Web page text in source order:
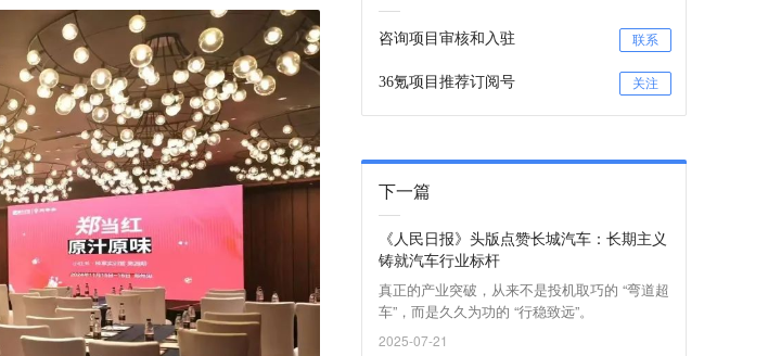
咨询项目审核和入驻 联系
36氪项目推荐订阅号 关注
下一篇
《人民日报》头版点赞长城汽车：长期主义
铸就汽车行业标杆
真正的产业突破，从来不是投机取巧的 “弯道超
车”，而是久久为功的 “行稳致远”。
2025-07-21